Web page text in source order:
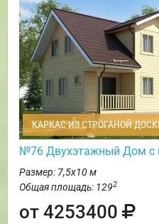
КАРКАС ИЗ СТРОГАНОЙ
№76 Двухэтажный Дом с
Размер: 7,5х10 м
Общая площадь: 1292
от 4253400